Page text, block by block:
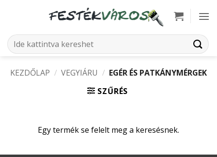
Keresés
a
KEZDŐLAP / VEGYIÁRU / EGÉR ÉS PATKÁNYMÉRGEK
SZŰRÉS
Egy termék se felelt meg a keresésnek.